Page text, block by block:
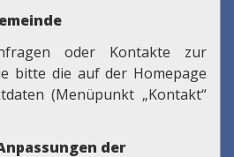
oder Kontakte zur
bitte die auf der Homepage
(Menüpunkt „Kontakt“
der